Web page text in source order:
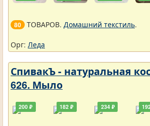
80 ТОВАРОВ. Домашний текстиль.
Орг: Леда
СпивакЪ - натуральная
626. Мыло
200 ₽ 182 ₽ 234 ₽